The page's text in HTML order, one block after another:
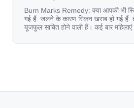
Burn Marks Remedy: क्या आपकी भी
गई हैं. जलने के कारण स्किन खराब हो गई हैं.
यूजफुल साबित होने वाली हैं। कई बार
[…]